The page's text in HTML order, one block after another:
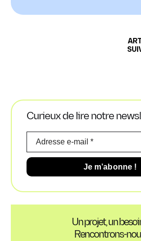
Curieux de lire notre
Un projet, un
Rencontrons-